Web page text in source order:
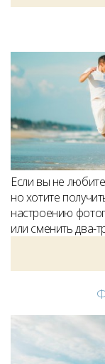
Если вы не
но хотите
настроению
или сменить два-